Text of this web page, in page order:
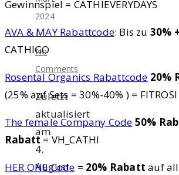
2024
/
No
Comments
Zuletzt
aktualisiert
am
4.
August
Gewinnspiel = CATHIEVERYDAYS
AVA & MAY Rabattcode: Bis zu 30%
CATHIGO
Rosental Organics Rabattcode 20%
(25% auf Sets = 30%-40% ) = FITROSI
The female Company Code 50%
Rabatt= VH_CATHI
HER ONE Code = 20% Rabatt auf